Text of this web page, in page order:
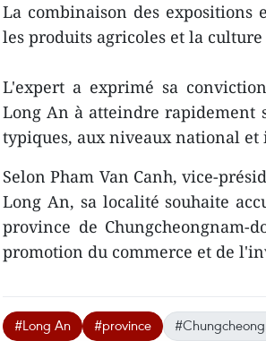
La combinaison des
les produits agricoles et la
L'expert a exprimé sa
Long An à atteindre rapidement
typiques, aux niveaux national
Selon Pham Van Canh, vice-
Long An, sa localité souhaite
province de Chungcheongnam-
promotion du commerce et de
#Long An #province